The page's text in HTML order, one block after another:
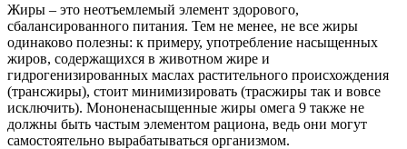
Жиры – это неотъемлемый элемент здорового,
сбалансированного питания. Тем не менее, не все жиры
одинаково полезны: к примеру, употребление насыщенных
жиров, содержащихся в животном жире и
гидрогенизированных маслах растительного происхождения
(трансжиры), стоит минимизировать (трасжиры так и вовсе
исключить). Мононенасыщенные жиры омега 9 также не
должны быть частым элементом рациона, ведь они могут
самостоятельно вырабатываться организмом.